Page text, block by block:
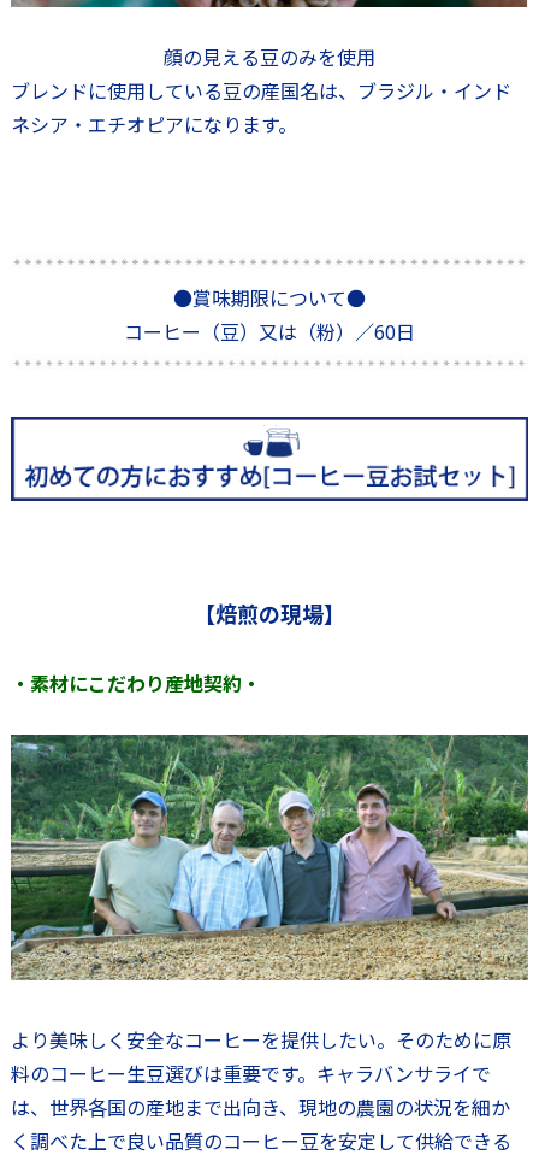
顔の見える豆のみを使用
ブレンドに使用している豆の産国名は、ブラジル・インド
ネシア・エチオピアになります。
●賞味期限について●
コーヒー（豆）又は（粉）／60日
【焙煎の現場】
・素材にこだわり産地契約・
より美味しく安全なコーヒーを提供したい。そのために原
料のコーヒー生豆選びは重要です。キャラバンサライで
は、世界各国の産地まで出向き、現地の農園の状況を細か
く調べた上で良い品質のコーヒー豆を安定して供給できる